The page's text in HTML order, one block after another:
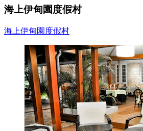
海上伊甸園度假村
海上伊甸園度假村